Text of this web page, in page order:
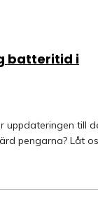
batteritid i
uppdateringen till
pengarna? Låt